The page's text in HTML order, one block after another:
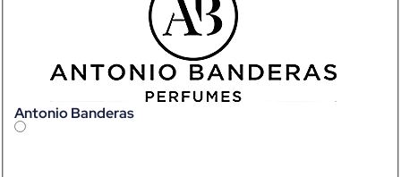
Antonio Banderas